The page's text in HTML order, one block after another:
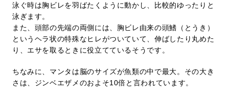
泳ぐ時は胸ビレを羽ばたくように動かし、比較的ゆったりと
泳ぎます。
また、頭部の先端の両側には、胸ビレ由来の頭鰭（とうき）
というヘラ状の特殊なヒレがついていて、伸ばしたり丸めた
り、エサを取るときに役立てているそうです。
ちなみに、マンタは脳のサイズが魚類の中で最大。その大き
さは、ジンベエザメのおよそ10倍と言われています。